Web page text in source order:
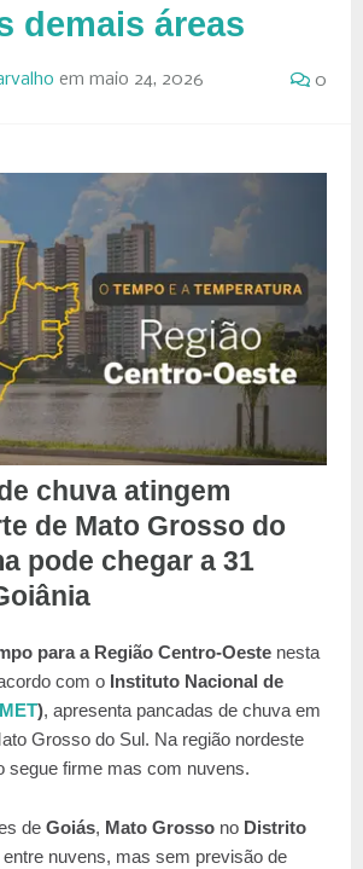
demais áreas
em maio 24, 2026 0
chuva atingem
de Mato Grosso do
pode chegar a 31
para a Região Centro-Oeste nesta
com o Instituto Nacional de
), apresenta pancadas de chuva em
Grosso do Sul. Na região nordeste
segue firme mas com nuvens.
de Goiás, Mato Grosso no Distrito
entre nuvens, mas sem previsão de